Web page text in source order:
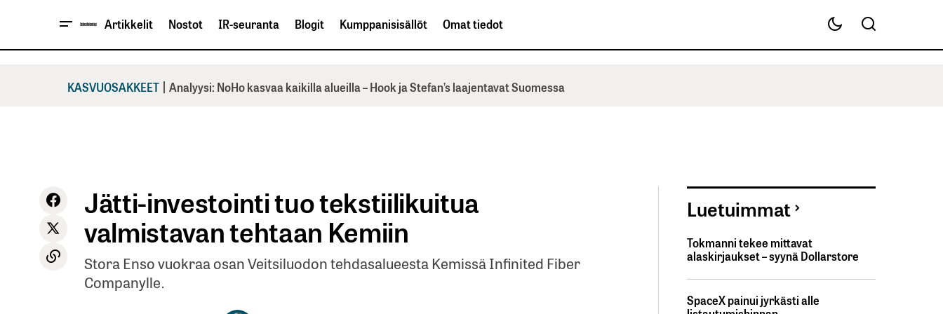
Artikkelit Nostot IR-seuranta Blogit Kumppanisisällöt Omat tiedot
KASVUOSAKKEET | Analyysi: NoHo kasvaa kaikilla alueilla – Hook ja Stefan’s laajentavat Suomessa
Jätti-investointi tuo tekstiilikuitua
valmistavan tehtaan Kemiin
Stora Enso vuokraa osan Veitsiluodon tehdasalueesta Kemissä Infinited Fiber
Companylle.
Luetuimmat
Tokmanni tekee mittavat
alaskirjaukset – syynä Dollarstore
SpaceX painui jyrkästi alle